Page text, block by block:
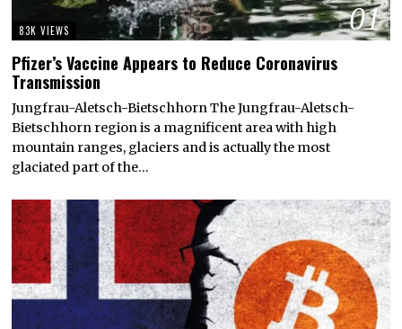
01
83K VIEWS
Pfizer’s Vaccine Appears to Reduce Coronavirus
Transmission
Jungfrau-Aletsch-Bietschhorn The Jungfrau-Aletsch-
Bietschhorn region is a magnificent area with high
mountain ranges, glaciers and is actually the most
glaciated part of the…